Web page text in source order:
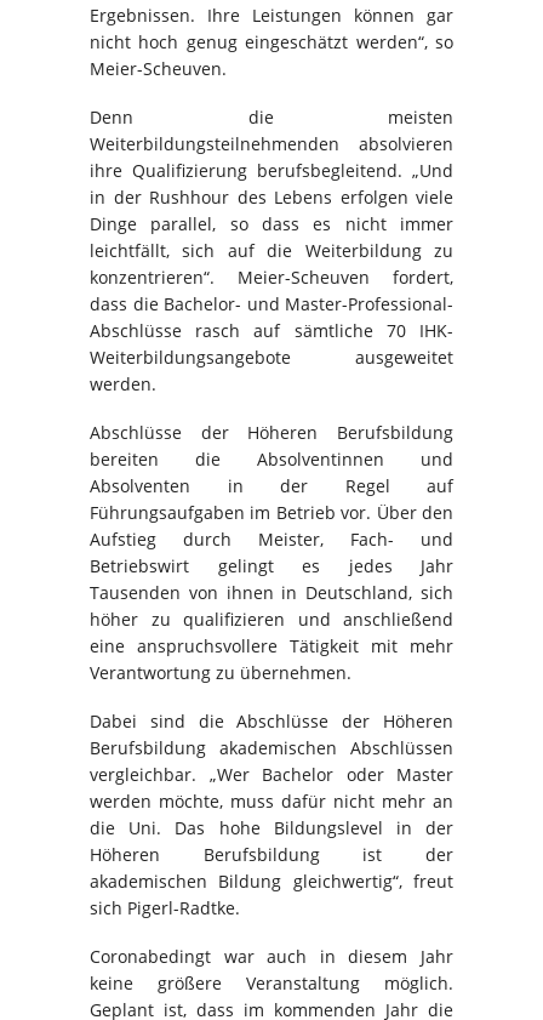
Ergebnissen. Ihre Leistungen können gar
nicht hoch genug eingeschätzt werden“, so
Meier-Scheuven.
Denn die meisten
Weiterbildungsteilnehmenden absolvieren
ihre Qualifizierung berufsbegleitend. „Und
in der Rushhour des Lebens erfolgen viele
Dinge parallel, so dass es nicht immer
leichtfällt, sich auf die Weiterbildung zu
konzentrieren“. Meier-Scheuven fordert,
dass die Bachelor- und Master-Professional-
Abschlüsse rasch auf sämtliche 70 IHK-
Weiterbildungsangebote ausgeweitet
werden.
Abschlüsse der Höheren Berufsbildung
bereiten die Absolventinnen und
Absolventen in der Regel auf
Führungsaufgaben im Betrieb vor. Über den
Aufstieg durch Meister, Fach- und
Betriebswirt gelingt es jedes Jahr
Tausenden von ihnen in Deutschland, sich
höher zu qualifizieren und anschließend
eine anspruchsvollere Tätigkeit mit mehr
Verantwortung zu übernehmen.
Dabei sind die Abschlüsse der Höheren
Berufsbildung akademischen Abschlüssen
vergleichbar. „Wer Bachelor oder Master
werden möchte, muss dafür nicht mehr an
die Uni. Das hohe Bildungslevel in der
Höheren Berufsbildung ist der
akademischen Bildung gleichwertig“, freut
sich Pigerl-Radtke.
Coronabedingt war auch in diesem Jahr
keine größere Veranstaltung möglich.
Geplant ist, dass im kommenden Jahr die